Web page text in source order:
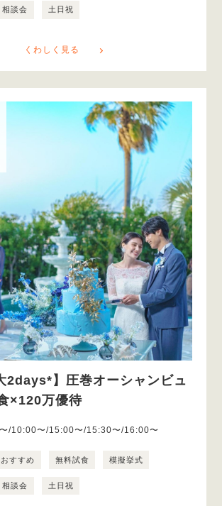
相談会 土日祝
くわしく見る
2days*】圧巻オーシャンビュ
×120万優待
/10:00〜/15:00〜/15:30〜/16:00〜
おすすめ 無料試食 模擬挙式
相談会 土日祝